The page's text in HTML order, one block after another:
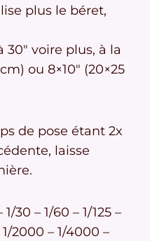
plus le béret,
30″ voire plus, à la
ou 8×10″ (20×25
de pose étant 2x
laisse
1/30 – 1/60 – 1/125 –
1/2000 – 1/4000 –